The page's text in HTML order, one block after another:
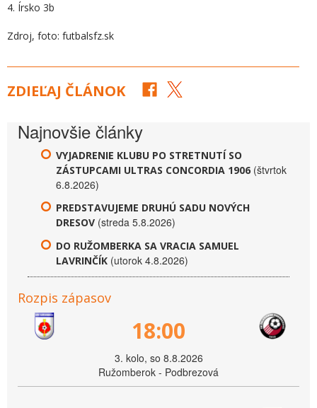
4. Írsko 3b
Zdroj, foto: futbalsfz.sk
ZDIEĽAJ ČLÁNOK
Najnovšie články
VYJADRENIE KLUBU PO STRETNUTÍ SO
ZÁSTUPCAMI ULTRAS CONCORDIA 1906 (štvrtok
6.8.2026)
PREDSTAVUJEME DRUHÚ SADU NOVÝCH
DRESOV (streda 5.8.2026)
DO RUŽOMBERKA SA VRACIA SAMUEL
LAVRINČÍK (utorok 4.8.2026)
Rozpis zápasov
18:00
3. kolo, so 8.8.2026
Ružomberok - Podbrezová